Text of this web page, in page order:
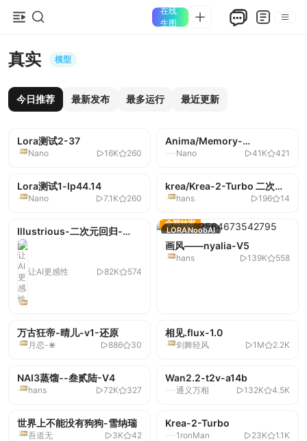
在线
生图
真实 模型
今日推荐 最新发布 最多运行 最近更新
LYCORISIllustrious
Lora测试2-37
Nano 16K 260
CHECKPOINTAnima
Anima/Memory-
anima_memory.2kh
Nano 41K 421
LORAIllustrious
Lora测试1-lp44.14
Nano 7.1K 260
LORAKREA_2
krea/Krea-2-Turbo 二次元
光污染-V1
hans 196 14
CHECKPOINTIllustrious
Illustrious-二次元回归-
v2.0
让AI更感性 82K 574
LORANoobAI
全网独家
画风——nyalia-V5
hans 139K 558
LORA基础模型 1.5
万古狂帝-晴儿-v1-还原
月恋-❀ 886 30
LORA 基础模型 F.1
相见.flux-1.0
剑舞轻风 1M 2.2K
LORANoobAI
NAI3蒸馏--叁贰陆-V4
hans 72K 327
VIDEO WAN_2_2_A14B
Wan2.2-t2v-a14b
通义万相 132K 4.5K
LORA 基础模型 1.5
世界上不能没有狗狗-雪纳瑞
吾道无 3K 42
CHECKPOINTKREA_2
Krea-2-Turbo
1ronMan 23K 1.1K